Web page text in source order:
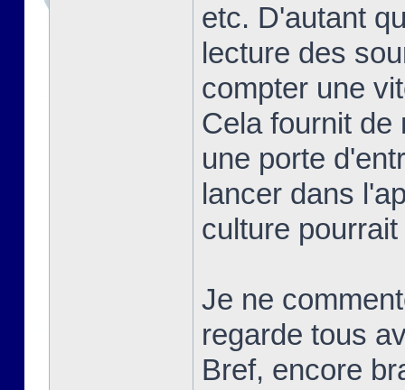
etc. D'autant
lecture des
compter une
Cela fournit de
une porte
lancer dans
culture
Je ne
regarde tous
Bref, encore